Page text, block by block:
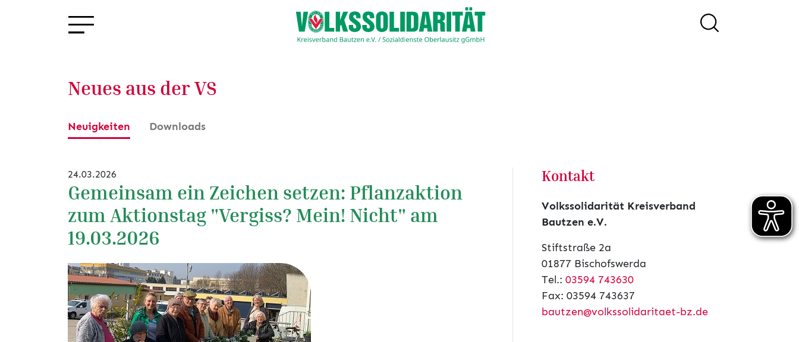
Neues aus der VS
Neuigkeiten Downloads
24.03.2026
Gemeinsam ein Zeichen setzen: Pflanzaktion
zum Aktionstag "Vergiss? Mein! Nicht" am
19.03.2026
Kontakt
Volkssolidarität Kreisverband
Bautzen e.V.
Stiftstraße 2a
01877 Bischofswerda
Tel.: 03594 743630
Fax: 03594 743637
bautzen@volkssolidaritaet-bz.de